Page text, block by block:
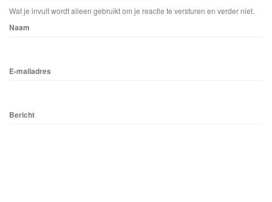
Wat je invult wordt alleen gebruikt om je reactie te versturen en verder niet.
Naam
E-mailadres
Bericht